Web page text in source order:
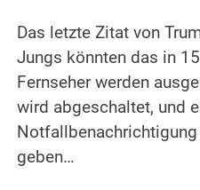
Das letzte Zitat von
Jungs könnten das in
Fernseher werden
wird abgeschaltet, und
geben…